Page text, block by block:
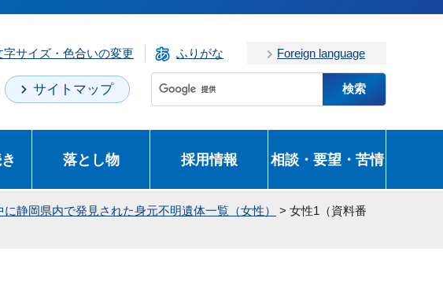
字サイズ・色合いの変更 ふりがな Foreign language
サイトマップ
落とし物 採用情報 相談・要望・苦情
に静岡県内で発見された身元不明遺体一覧（女性）
> 女性1（資料番